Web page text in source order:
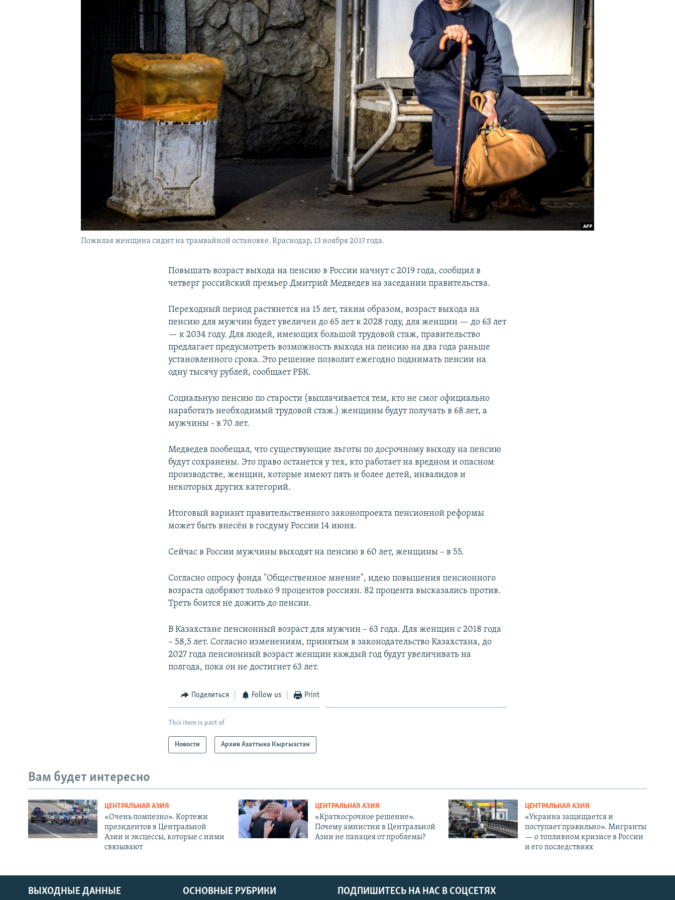
Пожилая женщина сидит на трамвайной остановке. Краснодар, 13 ноября 2017 года.
Повышать возраст выхода на пенсию в России начнут с 2019 года, сообщил в
четверг российский премьер Дмитрий Медведев на заседании правительства.
Переходный период растянется на 15 лет, таким образом, возраст выхода на
пенсию для мужчин будет увеличен до 65 лет к 2028 году, для женщин — до 63 лет
— к 2034 году. Для людей, имеющих большой трудовой стаж, правительство
предлагает предусмотреть возможность выхода на пенсию на два года раньше
установленного срока. Это решение позволит ежегодно поднимать пенсии на
одну тысячу рублей, сообщает РБК.
Социальную пенсию по старости (выплачивается тем, кто не смог официально
наработать необходимый трудовой стаж.) женщины будут получать в 68 лет, а
мужчины - в 70 лет.
Медведев пообещал, что существующие льготы по досрочному выходу на пенсию
будут сохранены. Это право останется у тех, кто работает на вредном и опасном
производстве, женщин, которые имеют пять и более детей, инвалидов и
некоторых других категорий.
Итоговый вариант правительственного законопроекта пенсионной реформы
может быть внесён в госдуму России 14 июня.
Сейчас в России мужчины выходят на пенсию в 60 лет, женщины – в 55.
Согласно опросу фонда "Общественное мнение", идею повышения пенсионного
возраста одобряют только 9 процентов россиян. 82 процента высказались против.
Треть боится не дожить до пенсии.
В Казахстане пенсионный возраст для мужчин – 63 года. Для женщин с 2018 года
– 58,5 лет. Согласно изменениям, принятым в законодательство Казахстана, до
2027 года пенсионный возраст женщин каждый год будут увеличивать на
полгода, пока он не достигнет 63 лет.
Поделиться Follow us Print
This item is part of
Новости Архив Азаттыка Кыргызстан
Вам будет интересно
ЦЕНТРАЛЬНАЯ АЗИЯ
«Очень помпезно». Кортежи
президентов в Центральной
Азии и эксцессы, которые с ними
связывают
ЦЕНТРАЛЬНАЯ АЗИЯ
«Краткосрочное решение».
Почему амнистии в Центральной
Азии не панацея от проблемы?
ЦЕНТРАЛЬНАЯ АЗИЯ
«Украина защищается и
поступает правильно». Мигранты
— о топливном кризисе в России
и его последствиях
ПОДПИШИТЕСЬ НА НАС В СОЦСЕТЯХ
ВЫХОДНЫЕ ДАННЫЕ ОСНОВНЫЕ РУБРИКИ